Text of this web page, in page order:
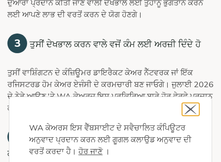
ਦੁਆਰਾ ਪ੍ਰਦਾਨ ਕੀਤੀ ਜਾਣ ਵਾਲੀ ਦੇਖਭਾਲ ਲਈ ਤੁਹਾਨੂੰ ਭੁਗਤਾਨ ਕਰਨ
ਲਈ ਆਪਣੇ ਲਾਭ ਦੀ ਵਰਤੋਂ ਕਰਨ ਦੇ ਯੋਗ ਹੋਣਗੇ।
3 ਤੁਸੀਂ ਦੇਖਭਾਲ ਕਰਨ ਵਾਲੇ ਵਜੋਂ ਕੰਮ ਲਈ ਅਰਜ਼ੀ ਦਿੰਦੇ ਹੋ
ਤੁਸੀਂ ਵਾਸ਼ਿੰਗਟਨ ਦੇ ਕੰਜ਼ਿਊਮਰ ਡਾਇਰੈਕਟ ਕੇਅਰ ਨੈੱਟਵਰਕ ਜਾਂ ਇੱਕ
ਰਜਿਸਟਰਡ ਹੋਮ ਕੇਅਰ ਏਜੰਸੀ ਦੇ ਕਰਮਚਾਰੀ ਬਣ ਜਾਓਗੇ। ਜੁਲਾਈ 2026
ਦੇ ਨੇੜੇ ਆਉਣ 'ਤੇ WA ਕੇਅਰਜ਼ ਇਸ ਪ੍ਰਕਿਰਿਆ ਬਾਰੇ ਹੋਰ ਵੇਰਵੇ ਪ੍ਰਦਾਨ
ਕਰੇਗਾ।
ਆਪਣੇ ਅਜ਼ੀਜ਼ ਦੀ ਦੇਖਭਾਲ ਕਰਨ ਲਈ ਭੁਗਤਾਨ ਪ੍ਰਾਪਤ
ਕਰਨਾ ਸ਼ੁਰੂ ਕਰੋ
WA ਕੇਅਰਸ ਇਸ ਵੈੱਬਸਾਈਟ ਦੇ ਸਵੈਚਾਲਿਤ ਕੰਪਿਊਟਰ
ਅਨੁਵਾਦ ਪ੍ਰਦਾਨ ਕਰਨ ਲਈ ਗੂਗਲ ਕਲਾਉਡ ਅਨੁਵਾਦ ਦੀ
ਵਰਤੋਂ ਕਰਦਾ ਹੈ। ਹੋਰ ਜਾਣੋ।